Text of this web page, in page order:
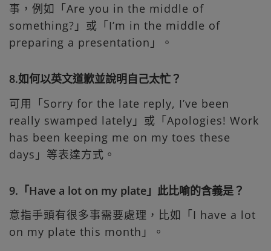
事，例如「Are you in the middle of
something?」或「I’m in the middle of
preparing a presentation」。
8.如何以英文道歉並說明自己太忙？
可用「Sorry for the late reply, I’ve been
really swamped lately」或「Apologies! Work
has been keeping me on my toes these
days」等表達方式。
9.「Have a lot on my plate」此比喻的含義是？
意指手頭有很多事需要處理，比如「I have a lot
on my plate this month」。